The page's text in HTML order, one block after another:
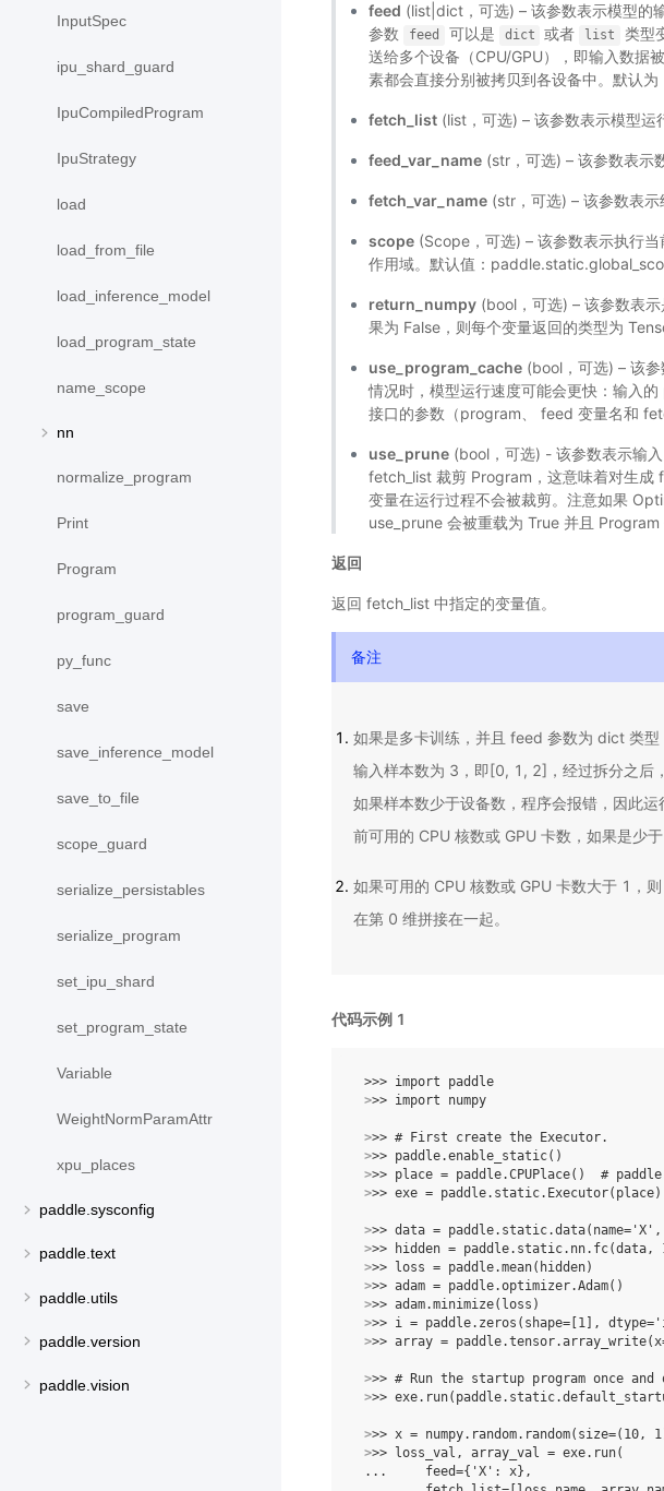
InputSpec
ipu_shard_guard
IpuCompiledProgram
IpuStrategy
load
load_from_file
load_inference_model
load_program_state
name_scope
nn
normalize_program
Print
Program
program_guard
py_func
save
save_inference_model
save_to_file
scope_guard
serialize_persistables
serialize_program
set_ipu_shard
set_program_state
Variable
WeightNormParamAttr
xpu_places
paddle.sysconfig
paddle.text
paddle.utils
paddle.version
paddle.vision
feed (list|dict，可选) – 该参数表示模型的
参数
feed 可以是 dict 或者 list 类型
送给多个设备（CPU/GPU），即输入数据
素都会直接分别被拷贝到各设备中。默认为
fetch_list (list，可选) – 该参数表示模型运
feed_var_name (str，可选) – 该参数表示
fetch_var_name (str，可选) – 该参数表
scope (Scope，可选) – 该参数表示执行
作用域。默认值：
return_numpy (bool，可选) – 该参数表
果为 False，则每个变量返回的类型为
use_program_cache (bool，可选) – 该
情况时，模型运行速度可能会更快：输入
接口的参数（program、 feed 变量名和
use_prune (bool，可选) - 该参数表示输
fetch_list 裁剪 Program，这意味着对生成
变量在运行过程不会被裁剪。注意如果
use_prune 会被重载为 True 并且 Program
返回
返回 fetch_list 中指定的变量值。
备注
如果是多卡训练，并且 feed 参数为 dict 类型
输入样本数为 3，即[0, 1, 2]，经过拆分之后
如果样本数少于设备数，程序会报错，因此
前可用的 CPU 核数或 GPU 卡数，如果是少
如果可用的 CPU 核数或 GPU 卡数大于 1，
在第 0 维拼接在一起。
代码示例 1
>>> import paddle
>>> import numpy
>>> # First create the Executor.
>>> paddle.enable_static()
>>> place = paddle.CPUPlace()  #
>>> exe = paddle.static.Executor(place)
>>> data =
>>> hidden = paddle.static.nn.fc(data,
>>> loss = paddle.mean(hidden)
>>> adam = paddle.optimizer.Adam()
>>> adam.minimize(loss)
>>> i = paddle.zeros(shape=[1],
>>> array =
>>> # Run the startup program once and
>>>
>>> x =
>>> loss_val, array_val = exe.run(
...     feed={'X': x},